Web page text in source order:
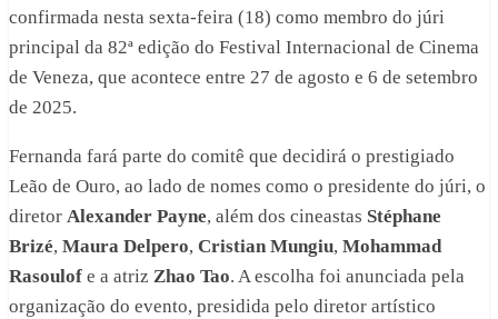
confirmada nesta sexta-feira (18) como membro do júri
principal da 82ª edição do Festival Internacional de Cinema
de Veneza, que acontece entre 27 de agosto e 6 de setembro
de 2025.
Fernanda fará parte do comitê que decidirá o prestigiado
Leão de Ouro, ao lado de nomes como o presidente do júri, o
diretor Alexander Payne, além dos cineastas Stéphane
Brizé, Maura Delpero, Cristian Mungiu, Mohammad
Rasoulof e a atriz Zhao Tao. A escolha foi anunciada pela
organização do evento, presidida pelo diretor artístico